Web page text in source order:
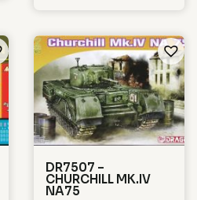
DR7507 –
CHURCHILL MK.IV
NA75